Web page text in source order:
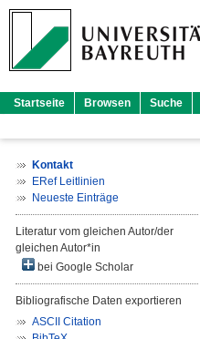
Startseite Browsen Suche
Kontakt
ERef Leitlinien
Neueste Einträge
Literatur vom gleichen Autor/der
gleichen Autor*in
bei Google Scholar
Bibliografische Daten exportieren
ASCII Citation